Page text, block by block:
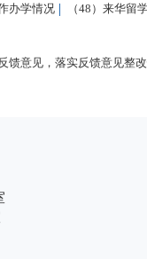
办学情况 （48）来华留
馈意见，落实反馈意见整